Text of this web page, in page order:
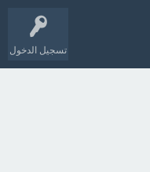
تسجيل الدخول